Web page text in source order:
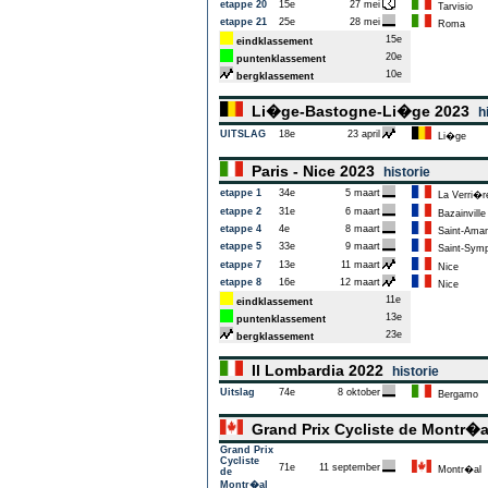
etappe 20
15e 27 mei
Tarvisio
etappe 21
25e 28 mei
Roma
eindklassement
15e
puntenklassement
20e
bergklassement
10e
Li�ge-Bastogne-Li�ge 2023
UITSLAG 18e 23 april Li�ge
Paris - Nice 2023 historie
etappe 1 34e 5 maart
La
etappe 2
31e 6 maart
Bazainville
etappe 4
4e 8 maart
Saint-
etappe 5
33e 9 maart
Saint-
etappe 7
13e 11 maart
Nice
etappe 8
16e 12 maart
Nice
eindklassement
11e
puntenklassement
13e
bergklassement
23e
Il Lombardia 2022 historie
Uitslag 74e 8 oktober Bergamo
Grand Prix Cycliste de
Grand Prix
Cycliste
de
Montr�al
71e 11 september Montr�al